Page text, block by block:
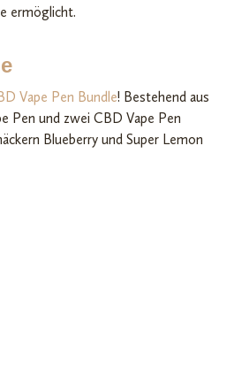
ermöglicht.
Vape Pen Bundle! Bestehend aus
Pen und zwei CBD Vape Pen
Blueberry und Super Lemon